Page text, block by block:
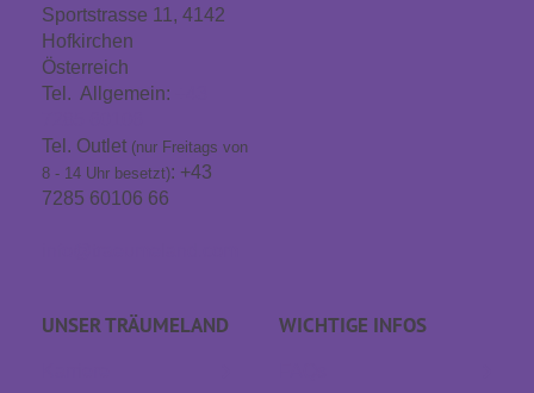
Sportstrasse 11, 4142
Hofkirchen
Österreich
Tel. Allgemein:
Tel. Outlet (nur Freitags von
8 - 14 Uhr besetzt): +43
7285 60106 66
UNSER TRÄUME­LAND WICHTIGE INFOS